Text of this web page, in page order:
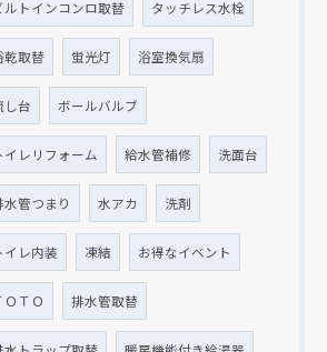
ルトインコンロ取替 タッチレス水栓
乾取替 蛍光灯 浴室換気扇
し台 ボールバルブ
イレリフォーム 給水管補修 洗面台
水管つまり 水アカ 洗剤
イレ内装 凍結 お得なイベント
ＯＴＯ 排水管取替